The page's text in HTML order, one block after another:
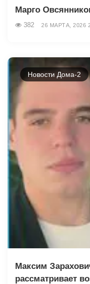
Марго
382 26 МАРТА, 2026
Новости Дома-2
Максим
рассматривает